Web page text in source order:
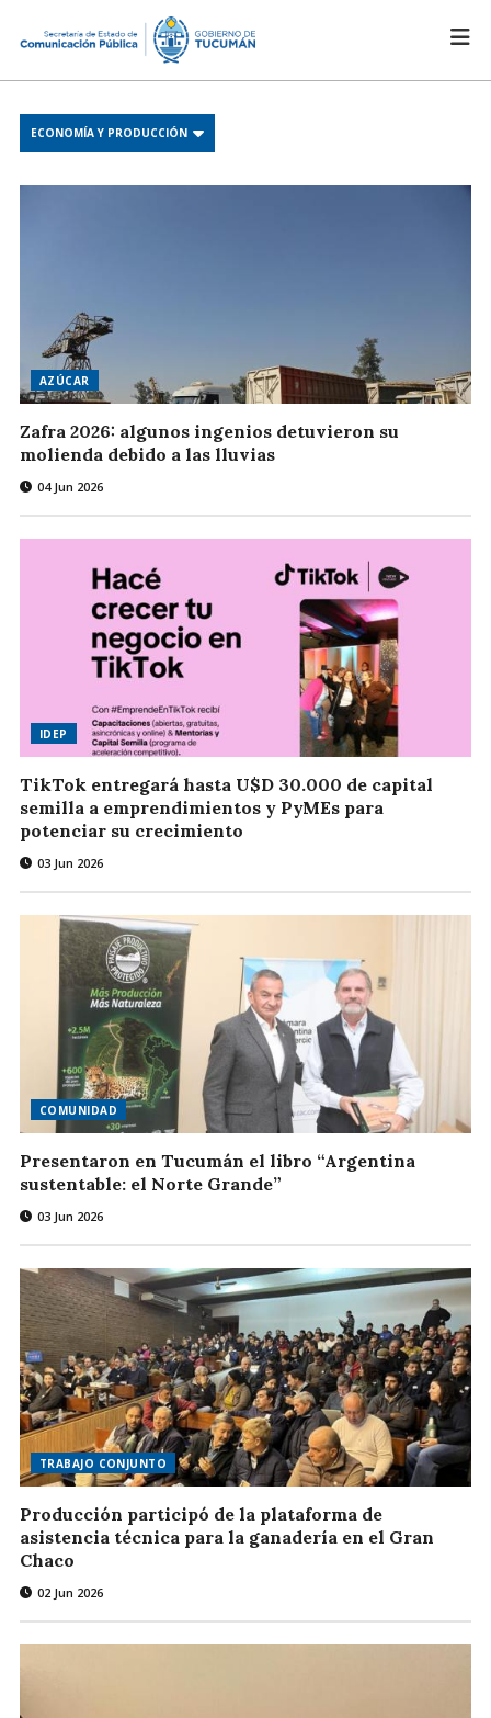
ECONOMÍA Y PRODUCCIÓN
AZÚCAR
Zafra 2026: algunos ingenios detuvieron su
molienda debido a las lluvias
04 Jun 2026
IDEP
TikTok entregará hasta U$D 30.000 de capital
semilla a emprendimientos y PyMEs para
potenciar su crecimiento
03 Jun 2026
COMUNIDAD
Presentaron en Tucumán el libro “Argentina
sustentable: el Norte Grande”
03 Jun 2026
TRABAJO CONJUNTO
Producción participó de la plataforma de
asistencia técnica para la ganadería en el Gran
Chaco
02 Jun 2026